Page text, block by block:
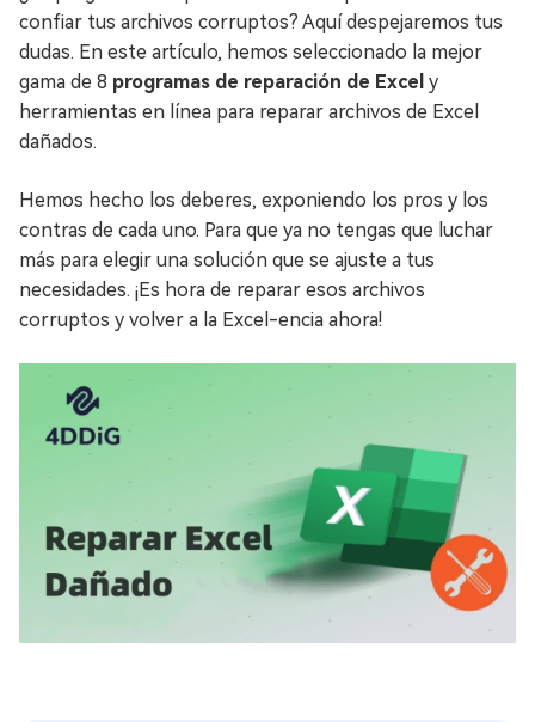
confiar tus archivos corruptos? Aquí despejaremos tus
dudas. En este artículo, hemos seleccionado la mejor
gama de 8 programas de reparación de Excel y
herramientas en línea para reparar archivos de Excel
dañados.
Hemos hecho los deberes, exponiendo los pros y los
contras de cada uno. Para que ya no tengas que luchar
más para elegir una solución que se ajuste a tus
necesidades. ¡Es hora de reparar esos archivos
corruptos y volver a la Excel-encia ahora!